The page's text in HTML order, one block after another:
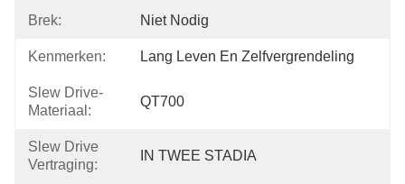
Brek: Niet Nodig
Kenmerken: Lang Leven En Zelfvergrendeling
Slew Drive-
Materiaal:
QT700
Slew Drive
Vertraging:
IN TWEE STADIA